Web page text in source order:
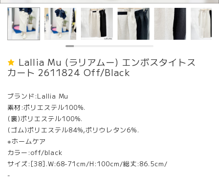
Lallia Mu (ラリアムー) エンボスタイトス
カート 2611824 Off/Black
ブランド:Lallia Mu
素材:ポリエステル100%.
(裏)ポリエステル100%.
(ゴム)ポリエステル84%,ポリウレタン6%.
※ホームケア
カラー:off/black
サイズ:[38].W:68-71cm/H:100cm/総丈:86.5cm/
-